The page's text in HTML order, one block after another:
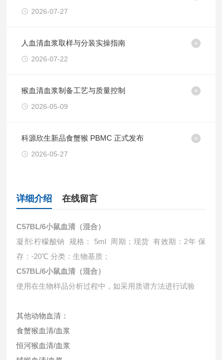
2026-07-27
人血清血浆取样与分装实操指南
2026-07-22
猴血清血浆制备工艺与质量控制
2026-05-09
科源欣生新品食蟹猴 PBMC 正式发布
2026-05-27
详细介绍 在线留言
C57BL/6小鼠血清（混合）
凝剂:柠檬酸钠 规格： 5ml 周期；现货 有效期：2年 保
存：-20℃ 分类：生物基质；
C57BL/6小鼠血清（混合）
使用在生物样品分析过程中，如采用质谱方法进行试验
其他动物血清：
食蟹猴血清/血浆
恒河猴血清/血浆